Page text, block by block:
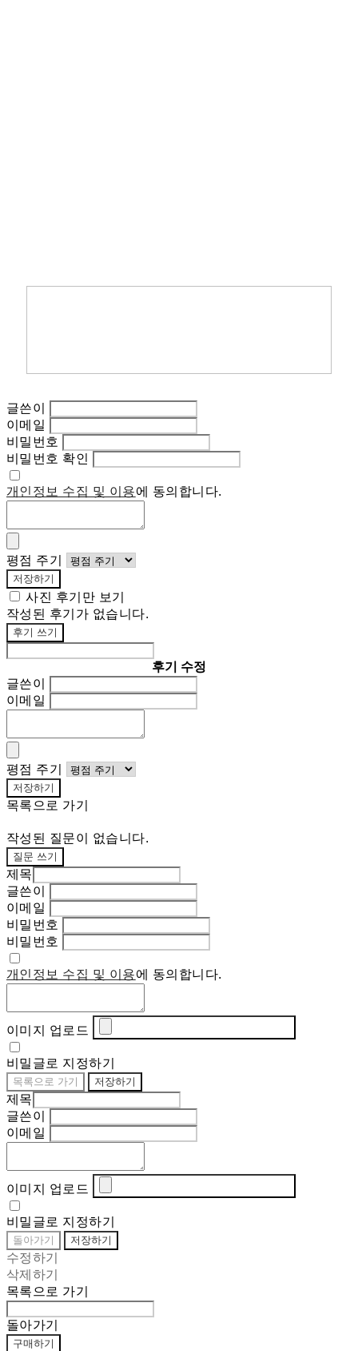
글쓴이
이메일
비밀번호
비밀번호 확인
개인정보 수집 및 이용에 동의합니다.
평점 주기
저장하기
사진 후기만 보기
작성된 후기가 없습니다.
후기 쓰기
후기 수정
글쓴이
이메일
평점 주기
저장하기
목록으로 가기
작성된 질문이 없습니다.
질문 쓰기
제목
글쓴이
이메일
비밀번호
비밀번호
개인정보 수집 및 이용에 동의합니다.
이미지 업로드
비밀글로 지정하기
목록으로 가기 저장하기
제목
글쓴이
이메일
이미지 업로드
비밀글로 지정하기
돌아가기 저장하기
수정하기
삭제하기
목록으로 가기
돌아가기
구매하기